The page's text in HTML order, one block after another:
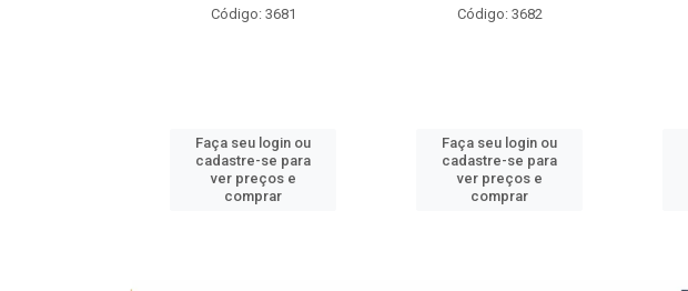
Código: 3681
Faça seu login ou
cadastre-se para
ver preços e
comprar
Código: 3682
Faça seu login ou
cadastre-se para
ver preços e
comprar